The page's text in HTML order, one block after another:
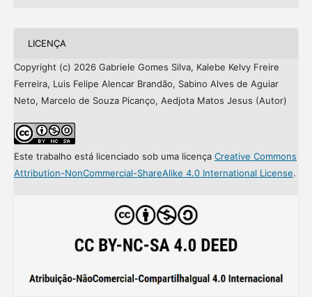
LICENÇA
Copyright (c) 2026 Gabriele Gomes Silva, Kalebe Kelvy Freire
Ferreira, Luis Felipe Alencar Brandão, Sabino Alves de Aguiar
Neto, Marcelo de Souza Picanço, Aedjota Matos Jesus (Autor)
Este trabalho está licenciado sob uma licença Creative Commons
Attribution-NonCommercial-ShareAlike 4.0 International License.